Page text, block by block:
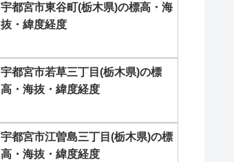
宇都宮市東谷町(栃木県)の標高・海
抜・緯度経度
宇都宮市若草三丁目(栃木県)の標
高・海抜・緯度経度
宇都宮市江曽島三丁目(栃木県)の標
高・海抜・緯度経度